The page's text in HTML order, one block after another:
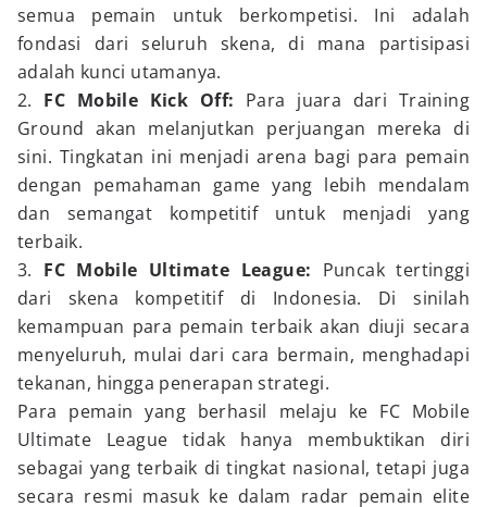
semua pemain untuk berkompetisi. Ini adalah
fondasi dari seluruh skena, di mana partisipasi
adalah kunci utamanya.
2. FC Mobile Kick Off: Para juara dari Training
Ground akan melanjutkan perjuangan mereka di
sini. Tingkatan ini menjadi arena bagi para pemain
dengan pemahaman game yang lebih mendalam
dan semangat kompetitif untuk menjadi yang
terbaik.
3. FC Mobile Ultimate League: Puncak tertinggi
dari skena kompetitif di Indonesia. Di sinilah
kemampuan para pemain terbaik akan diuji secara
menyeluruh, mulai dari cara bermain, menghadapi
tekanan, hingga penerapan strategi.
Para pemain yang berhasil melaju ke FC Mobile
Ultimate League tidak hanya membuktikan diri
sebagai yang terbaik di tingkat nasional, tetapi juga
secara resmi masuk ke dalam radar pemain elite